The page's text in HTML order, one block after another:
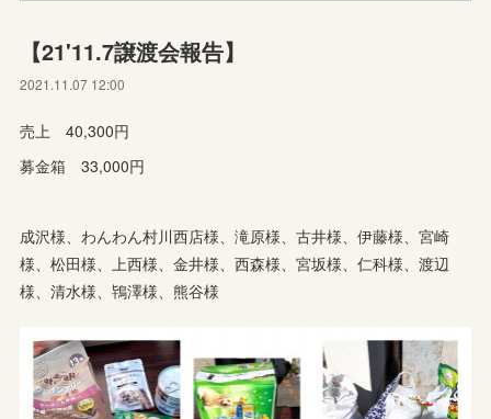
【21'11.7譲渡会報告】
2021.11.07 12:00
売上 40,300円
募金箱 33,000円
成沢様、わんわん村川西店様、滝原様、古井様、伊藤様、宮崎
様、松田様、上西様、金井様、西森様、宮坂様、仁科様、渡辺
様、清水様、鴇澤様、熊谷様